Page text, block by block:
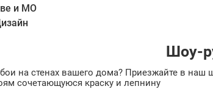
и МО
Шоу-
на стенах вашего дома? Приезжайте в
сочетающуюся краску и лепнину